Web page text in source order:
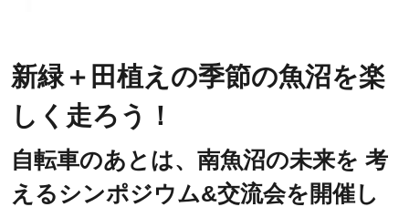
新緑＋田植えの季節の魚沼を楽
しく走ろう！
自転車のあとは、南魚沼の未来を 考
えるシンポジウム&交流会を開催し